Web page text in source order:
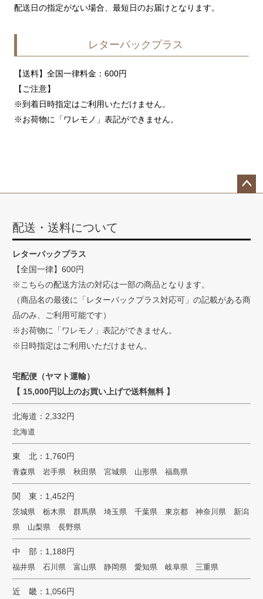
配送日の指定がない場合、最短日のお届けとなります。
レターパックプラス
【送料】全国一律料金：600円
【ご注意】
※到着日時指定はご利用いただけません。
※お荷物に「ワレモノ」表記ができません。
配送・送料について
レターパックプラス
【全国一律】600円
※こちらの配送方法の対応は一部の商品となります。
（商品名の最後に「レターパックプラス対応可」の記載がある商
品のみ、ご利用可能です）
※お荷物に「ワレモノ」表記ができません。
※日時指定はご利用いただけません。
宅配便（ヤマト運輸）
【 15,000円以上のお買い上げで送料無料 】
北海道：2,332円
北海道
東 北：1,760円
青森県 岩手県 秋田県 宮城県 山形県 福島県
関 東：1,452円
茨城県 栃木県 群馬県 埼玉県 千葉県 東京都 神奈川県 新潟
県 山梨県 長野県
中 部：1,188円
福井県 石川県 富山県 静岡県 愛知県 岐阜県 三重県
近 畿：1,056円